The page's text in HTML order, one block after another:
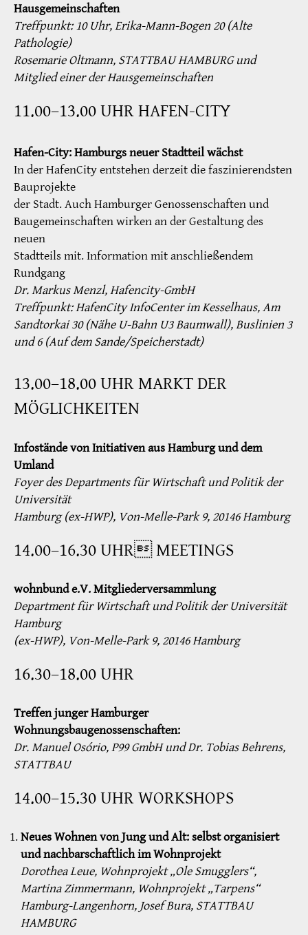
Hausgemeinschaften
Treffpunkt: 10 Uhr, Erika-Mann-Bogen 20 (Alte
Pathologie)
Rosemarie Oltmann, STATTBAU HAMBURG und
Mitglied einer der Hausgemeinschaften
11.00–13.00 UHR HAFEN-CITY
Hafen-City: Hamburgs neuer Stadtteil wächst
In der HafenCity entstehen derzeit die faszinierendsten
Bauprojekte
der Stadt. Auch Hamburger Genossenschaften und
Baugemeinschaften wirken an der Gestaltung des
neuen
Stadtteils mit. Information mit anschließendem
Rundgang
Dr. Markus Menzl, Hafencity-GmbH
Treffpunkt: HafenCity InfoCenter im Kesselhaus, Am
Sandtorkai 30 (Nähe U-Bahn U3 Baumwall), Buslinien 3
und 6 (Auf dem Sande/Speicherstadt)
13.00–18.00 UHR MARKT DER
MÖGLICHKEITEN
Infostände von Initiativen aus Hamburg und dem
Umland
Foyer des Departments für Wirtschaft und Politik der
Universität
Hamburg (ex-HWP), Von-Melle-Park 9, 20146 Hamburg
14.00–16.30 UHR MEETINGS
wohnbund e.V. Mitgliederversammlung
Department für Wirtschaft und Politik der Universität
Hamburg
(ex-HWP), Von-Melle-Park 9, 20146 Hamburg
16.30–18.00 UHR
Treffen junger Hamburger
Wohnungsbaugenossenschaften:
Dr. Manuel Osório, P99 GmbH und Dr. Tobias Behrens,
STATTBAU
14.00–15.30 UHR WORKSHOPS
Neues Wohnen von Jung und Alt: selbst organisiert
und nachbarschaftlich im Wohnprojekt
Dorothea Leue, Wohnprojekt „Ole Smugglers“,
Martina Zimmermann, Wohnprojekt „Tarpens“
Hamburg-Langenhorn, Josef Bura, STATTBAU
HAMBURG